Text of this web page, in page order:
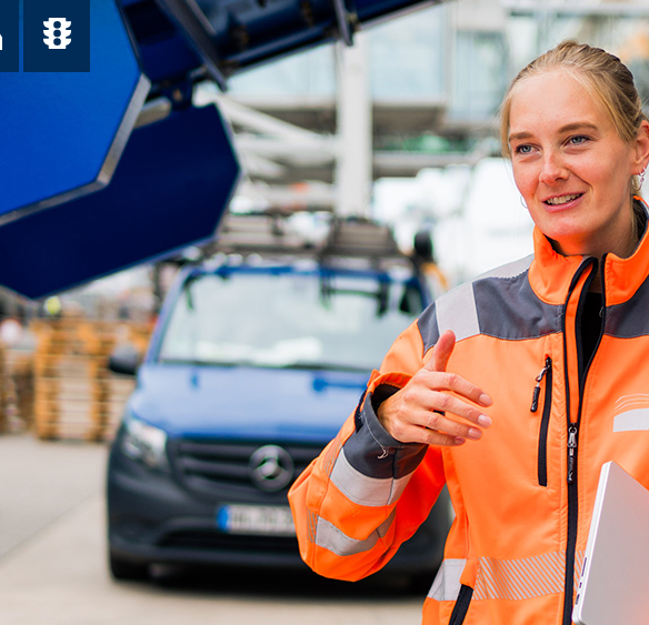
Ihr Download-Center der HPA
Übersicht aller Verkehrsmeldungen im Hafen am